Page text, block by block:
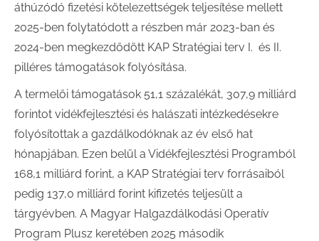
áthúzódó fizetési kötelezettségek teljesítése mellett
2025-ben folytatódott a részben már 2023-ban és
2024-ben megkezdődött KAP Stratégiai terv I. és II.
pilléres támogatások folyósítása.
A termelői támogatások 51,1 százalékát, 307,9 milliárd
forintot vidékfejlesztési és halászati intézkedésekre
folyósítottak a gazdálkodóknak az év első hat
hónapjában. Ezen belül a Vidékfejlesztési Programból
168,1 milliárd forint, a KAP Stratégiai terv forrásaiból
pedig 137,0 milliárd forint kifizetés teljesült a
tárgyévben. A Magyar Halgazdálkodási Operatív
Program Plusz keretében 2025 második